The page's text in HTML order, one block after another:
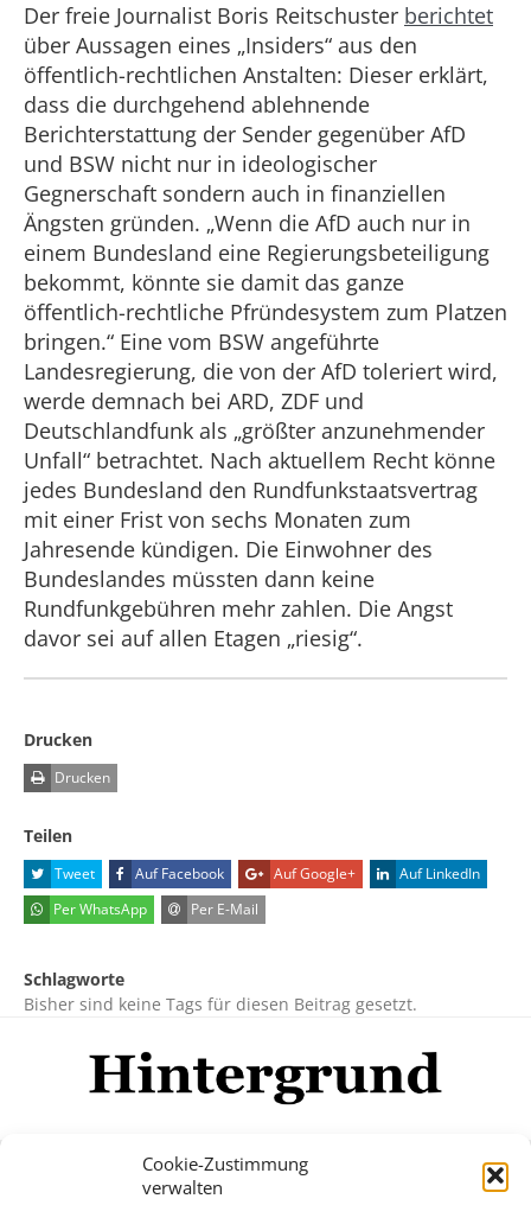
Cookie-Zustimmung
verwalten
Der freie Journalist Boris Reitschuster berichtet
über Aussagen eines „Insiders“ aus den
öffentlich-rechtlichen Anstalten: Dieser erklärt,
dass die durchgehend ablehnende
Berichterstattung der Sender gegenüber AfD
und BSW nicht nur in ideologischer
Gegnerschaft sondern auch in finanziellen
Ängsten gründen. „Wenn die AfD auch nur in
einem Bundesland eine Regierungsbeteiligung
bekommt, könnte sie damit das ganze
öffentlich-rechtliche Pfründesystem zum Platzen
bringen.“ Eine vom BSW angeführte
Landesregierung, die von der AfD toleriert wird,
werde demnach bei ARD, ZDF und
Deutschlandfunk als „größter anzunehmender
Unfall“ betrachtet. Nach aktuellem Recht könne
jedes Bundesland den Rundfunkstaatsvertrag
mit einer Frist von sechs Monaten zum
Jahresende kündigen. Die Einwohner des
Bundeslandes müssten dann keine
Rundfunkgebühren mehr zahlen. Die Angst
davor sei auf allen Etagen „riesig“.
Drucken
Drucken
Teilen
Tweet Auf Facebook Auf Google+
Auf LinkedIn
Per WhatsApp
Per E-Mail
Schlagworte
Bisher sind keine Tags für diesen Beitrag gesetzt.